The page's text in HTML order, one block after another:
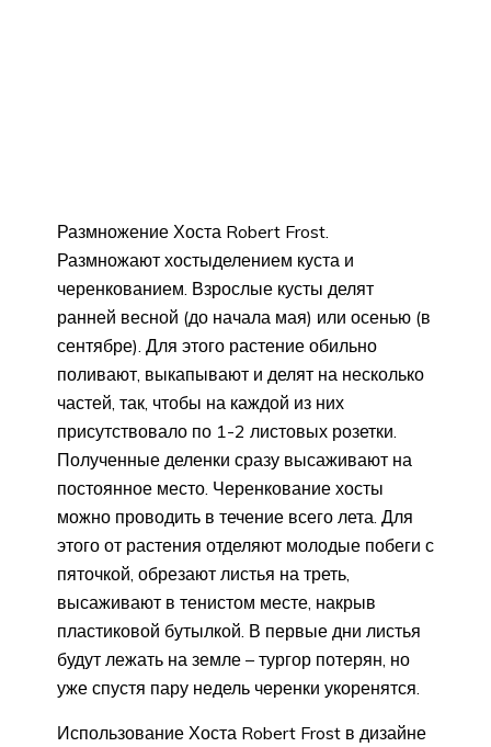
Размножение Хоста Robert Frost.
Размножают хостыделением куста и
черенкованием. Взрослые кусты делят
ранней весной (до начала мая) или осенью (в
сентябре). Для этого растение обильно
поливают, выкапывают и делят на несколько
частей, так, чтобы на каждой из них
присутствовало по 1-2 листовых розетки.
Полученные деленки сразу высаживают на
постоянное место. Черенкование хосты
можно проводить в течение всего лета. Для
этого от растения отделяют молодые побеги с
пяточкой, обрезают листья на треть,
высаживают в тенистом месте, накрыв
пластиковой бутылкой. В первые дни листья
будут лежать на земле – тургор потерян, но
уже спустя пару недель черенки укоренятся.
Использование Хоста Robert Frost в дизайне